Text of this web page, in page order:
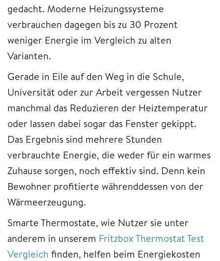
gedacht. Moderne Heizungssysteme
verbrauchen dagegen bis zu 30 Prozent
weniger Energie im Vergleich zu alten
Varianten.
Gerade in Eile auf den Weg in die Schule,
Universität oder zur Arbeit vergessen Nutzer
manchmal das Reduzieren der Heiztemperatur
oder lassen dabei sogar das Fenster gekippt.
Das Ergebnis sind mehrere Stunden
verbrauchte Energie, die weder für ein warmes
Zuhause sorgen, noch effektiv sind. Denn kein
Bewohner profitierte währenddessen von der
Wärmeerzeugung.
Smarte Thermostate, wie Nutzer sie unter
anderem in unserem Fritzbox Thermostat Test
Vergleich finden, helfen beim Energiekosten